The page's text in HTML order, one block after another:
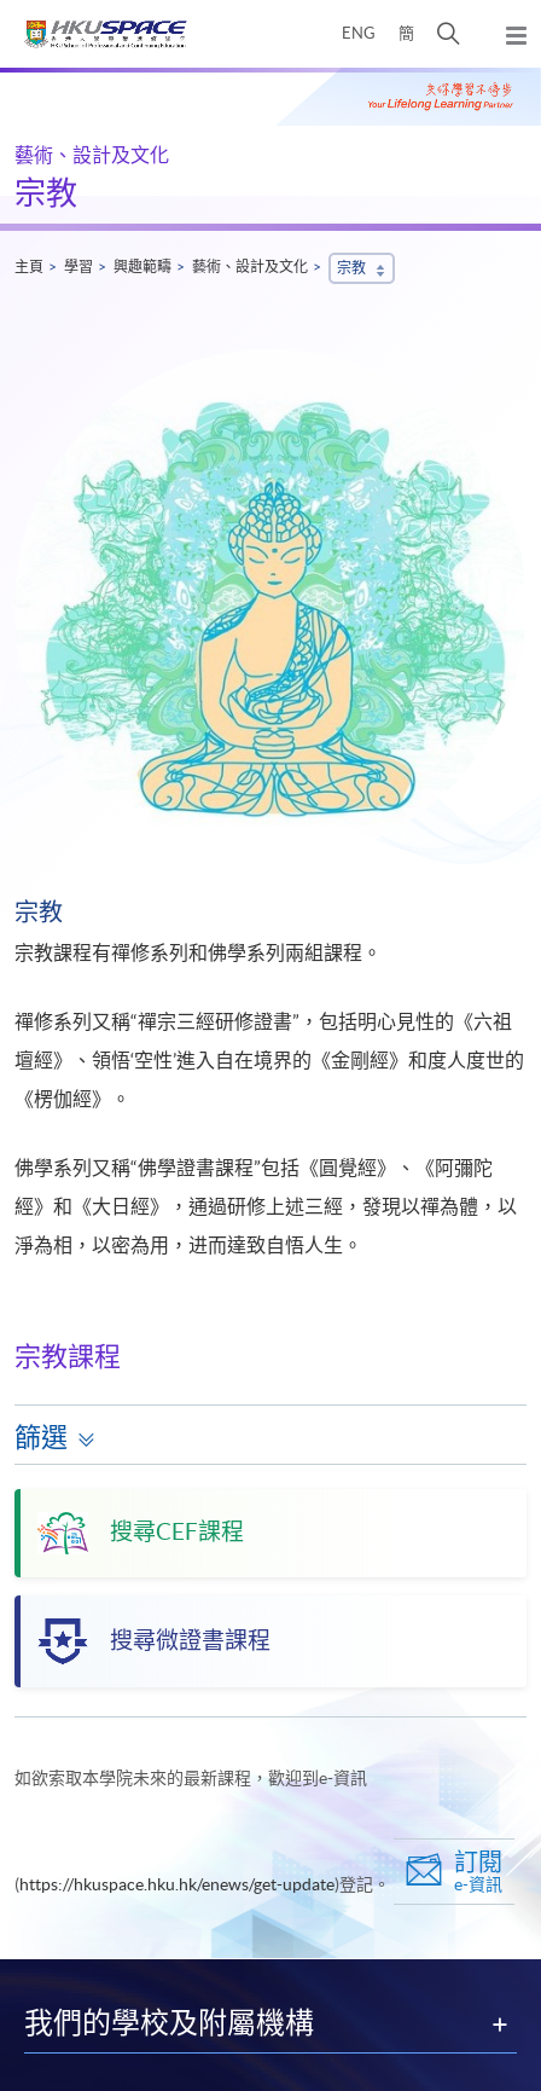
ENG 簡
開
搜
尋
彈
出
主
Main
藝術、設計及文化
宗教
主頁 學習 興趣範疇 藝術、設計及文化 宗教
宗教
宗教課程有禪修系列和佛學系列兩組課程。
禪修系列又稱“禪宗三經研修證書”，包括明心見性的《六祖
壇經》、領悟‘空性’進入自在境界的《金剛經》和度人度世的
《楞伽經》。
佛學系列又稱“佛學證書課程”包括《圓覺經》、《阿彌陀
經》和《大日經》，通過研修上述三經，發現以禪為體，以
淨為相，以密為用，进而達致自悟人生。
宗教課程
篩選
搜尋CEF課程
搜尋微證書課程
如欲索取本學院未來的最新課程，歡迎到e-資訊
(https://hkuspace.hku.hk/enews/get-update)登記。
訂閱
e-資訊
我們的學校及附屬機構